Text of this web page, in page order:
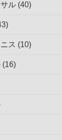
ル (40)
ス (10)
(16)